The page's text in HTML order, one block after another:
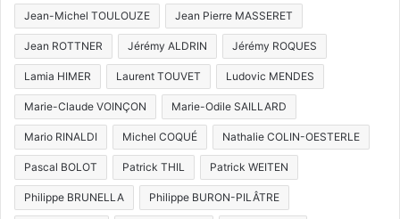
Jean-Michel TOULOUZE Jean Pierre MASSERET
Jean ROTTNER Jérémy ALDRIN Jérémy ROQUES
Lamia HIMER Laurent TOUVET Ludovic MENDES
Marie-Claude VOINÇON Marie-Odile SAILLARD
Mario RINALDI Michel COQUÉ Nathalie COLIN-OESTERLE
Pascal BOLOT Patrick THIL Patrick WEITEN
Philippe BRUNELLA Philippe BURON-PILÂTRE